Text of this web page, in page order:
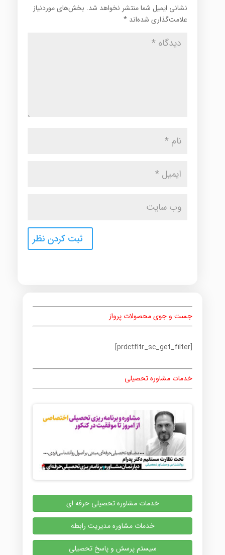
نشانی ایمیل شما منتشر نخواهد شد. بخش‌های موردنیاز
علامت‌گذاری شده‌اند *
جست و جوی محصولات پرواز
[prdctfltr_sc_get_filter]
خدمات مشاوره تحصیلی
خدمات مشاوره تحصیلی حرفه ای
خدمات مشاوره مدیریت رابطه
سیستم پرسش و پاسخ تحصیلی